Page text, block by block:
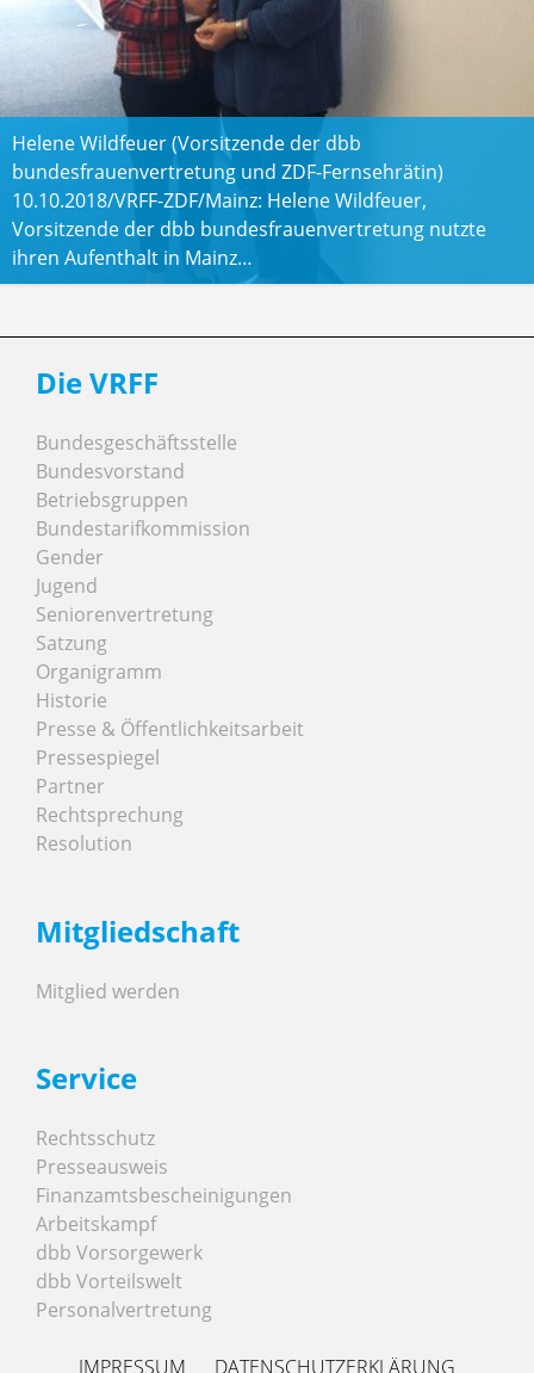
Helene Wildfeuer (Vorsitzende der dbb
bundesfrauenvertretung und ZDF-Fernsehrätin)
10.10.2018/VRFF-ZDF/Mainz: Helene Wildfeuer,
Vorsitzende der dbb bundesfrauenvertretung nutzte
ihren Aufenthalt in Mainz…
Die VRFF
Bundesgeschäftsstelle
Bundesvorstand
Betriebsgruppen
Bundestarifkommission
Gender
Jugend
Seniorenvertretung
Satzung
Organigramm
Historie
Presse & Öffentlichkeitsarbeit
Pressespiegel
Partner
Rechtsprechung
Resolution
Mitgliedschaft
Mitglied werden
Service
Rechtsschutz
Presseausweis
Finanzamtsbescheinigungen
Arbeitskampf
dbb Vorsorgewerk
dbb Vorteilswelt
Personalvertretung
IMPRESSUM DATENSCHUTZERKLÄRUNG